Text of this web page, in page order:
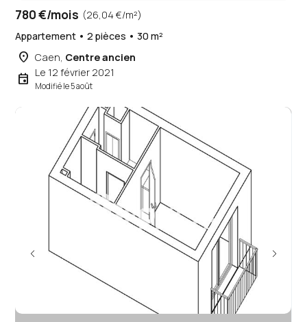
780 €/mois (26,04 €/m²)
Appartement • 2 pièces • 30 m²
place Caen, Centre ancien
event Le 12 février 2021
Modifié le 5 août